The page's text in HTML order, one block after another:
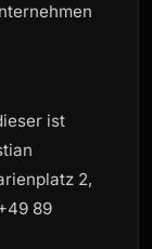
ist
2,
89